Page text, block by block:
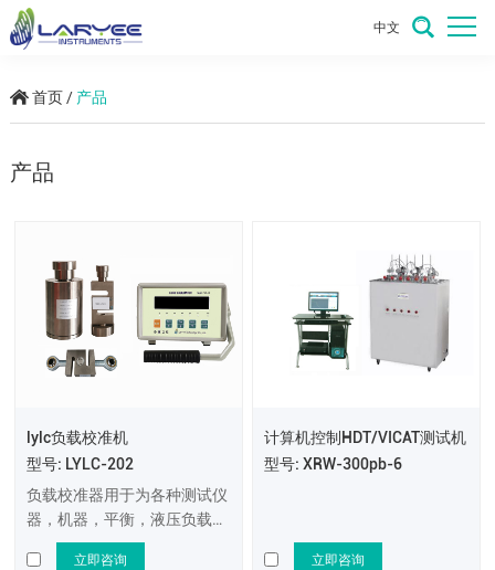
中文
首页 / 产品
产品
lylc负载校准机
型号: LYLC-202
负载校准器用于为各种测试仪
器，机器，平衡，液压负载系
统提供标准负载值。
立即咨询
计算机控制HDT/VICAT测试机
型号: XRW-300pb-6
立即咨询